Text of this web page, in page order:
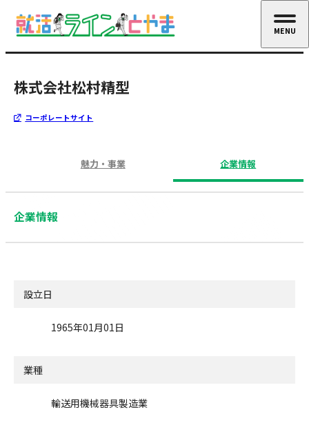
株式会社松村精型
コーポレートサイト
魅力・事業 企業情報
企業情報
設立日
1965年01月01日
業種
輸送用機械器具製造業
MENU